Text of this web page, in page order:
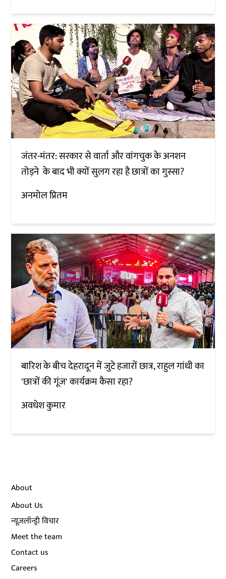
जंतर-मंतर: सरकार से वार्ता और वांगचुक के अनशन
तोड़ने के बाद भी क्यों सुलग रहा है छात्रों का गुस्सा?
अनमोल प्रितम
बारिश के बीच देहरादून में जुटे हजारों छात्र, राहुल गांधी का
'छात्रों की गूंज' कार्यक्रम कैसा रहा?
अवधेश कुमार
About
About Us
न्यूज़लॉन्ड्री विचार
Meet the team
Contact us
Careers